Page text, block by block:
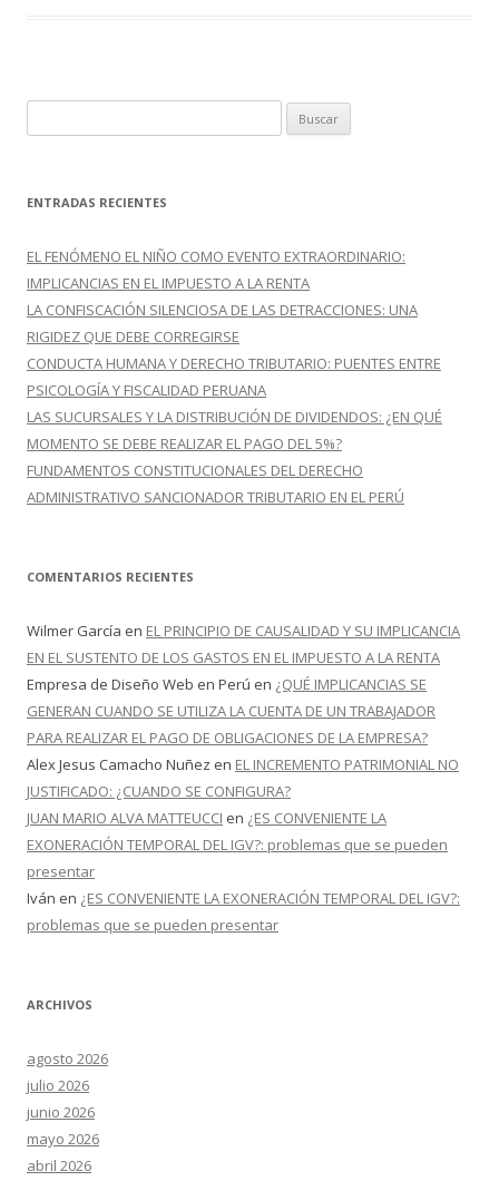
u
c
r
:
ENTRADAS RECIENTES
EL FENÓMENO EL NIÑO COMO EVENTO EXTRAORDINARIO:
IMPLICANCIAS EN EL IMPUESTO A LA RENTA
LA CONFISCACIÓN SILENCIOSA DE LAS DETRACCIONES: UNA
RIGIDEZ QUE DEBE CORREGIRSE
CONDUCTA HUMANA Y DERECHO TRIBUTARIO: PUENTES ENTRE
PSICOLOGÍA Y FISCALIDAD PERUANA
LAS SUCURSALES Y LA DISTRIBUCIÓN DE DIVIDENDOS: ¿EN QUÉ
MOMENTO SE DEBE REALIZAR EL PAGO DEL 5%?
FUNDAMENTOS CONSTITUCIONALES DEL DERECHO
ADMINISTRATIVO SANCIONADOR TRIBUTARIO EN EL PERÚ
COMENTARIOS RECIENTES
Wilmer García en EL PRINCIPIO DE CAUSALIDAD Y SU IMPLICANCIA
EN EL SUSTENTO DE LOS GASTOS EN EL IMPUESTO A LA RENTA
Empresa de Diseño Web en Perú en ¿QUÉ IMPLICANCIAS SE
GENERAN CUANDO SE UTILIZA LA CUENTA DE UN TRABAJADOR
PARA REALIZAR EL PAGO DE OBLIGACIONES DE LA EMPRESA?
Alex Jesus Camacho Nuñez en EL INCREMENTO PATRIMONIAL NO
JUSTIFICADO: ¿CUANDO SE CONFIGURA?
JUAN MARIO ALVA MATTEUCCI en ¿ES CONVENIENTE LA
EXONERACIÓN TEMPORAL DEL IGV?: problemas que se pueden
presentar
Iván en ¿ES CONVENIENTE LA EXONERACIÓN TEMPORAL DEL IGV?:
problemas que se pueden presentar
ARCHIVOS
agosto 2026
julio 2026
junio 2026
mayo 2026
abril 2026